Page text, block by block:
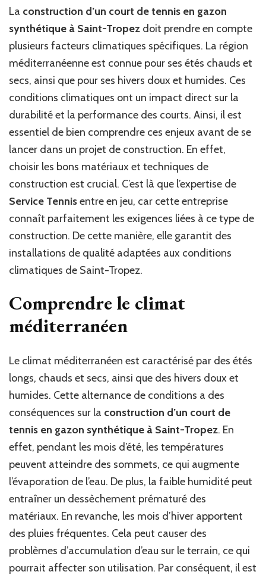
climat
impacte-
t-
la
construction
d’un
de
tennis
gazon
synthétique
à
Tropez
?
La construction d’un court de tennis en gazon
synthétique à Saint-Tropez doit prendre en compte
plusieurs facteurs climatiques spécifiques. La région
méditerranéenne est connue pour ses étés chauds et
secs, ainsi que pour ses hivers doux et humides. Ces
conditions climatiques ont un impact direct sur la
durabilité et la performance des courts. Ainsi, il est
essentiel de bien comprendre ces enjeux avant de se
lancer dans un projet de construction. En effet,
choisir les bons matériaux et techniques de
construction est crucial. C’est là que l’expertise de
Service Tennisentre en jeu, car cette entreprise
connaît parfaitement les exigences liées à ce type de
construction. De cette manière, elle garantit des
installations de qualité adaptées aux conditions
climatiques de Saint-Tropez.
Comprendre le climat
méditerranéen
Le climat méditerranéen est caractérisé par des étés
longs, chauds et secs, ainsi que des hivers doux et
humides. Cette alternance de conditions a des
conséquences sur la construction d’un court de
tennis en gazon synthétique à Saint-Tropez. En
effet, pendant les mois d’été, les températures
peuvent atteindre des sommets, ce qui augmente
l’évaporation de l’eau. De plus, la faible humidité peut
entraîner un dessèchement prématuré des
matériaux. En revanche, les mois d’hiver apportent
des pluies fréquentes. Cela peut causer des
problèmes d’accumulation d’eau sur le terrain, ce qui
pourrait affecter son utilisation. Par conséquent, il est